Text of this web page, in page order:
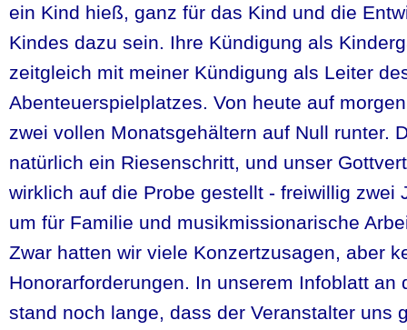
ein Kind hieß, ganz für das Kind und die
Kindes dazu sein. Ihre Kündigung als
zeitgleich mit meiner Kündigung als Leiter
Abenteuerspielplatzes. Von heute auf
zwei vollen Monatsgehältern auf Null runter.
natürlich ein Riesenschritt, und unser
wirklich auf die Probe gestellt - freiwillig zwei
um für Familie und musikmissionarische
Zwar hatten wir viele Konzertzusagen, aber
Honorarforderungen. In unserem Infoblatt an
stand noch lange, dass der Veranstalter uns